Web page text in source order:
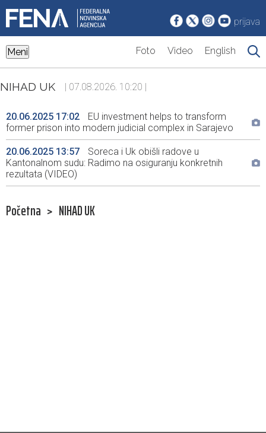
prijava
Meni Foto Video English
NIHAD UK | 07.08.2026. 10:20 |
20.06.2025 17:02
EU investment helps to transform
former prison into modern judicial complex in Sarajevo
20.06.2025 13:57
Soreca i Uk obišli radove u
Kantonalnom sudu: Radimo na osiguranju konkretnih
rezultata (VIDEO)
Početna > NIHAD UK